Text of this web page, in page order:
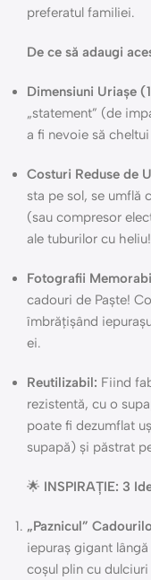
preferatul familiei.
De ce să adaugi
Dimensiuni Uriașe
„statement” (de
a fi nevoie să
Costuri Reduse de
sta pe sol, se umflă
(sau compresor
ale tuburilor cu heliu!
Fotografii
cadouri de Paște!
îmbrățișând
ei.
Reutilizabil: Fiind
rezistentă, cu o
poate fi dezumflat
supapă) și păstrat
🌟 INSPIRAȚIE: 3
„Paznicul”
iepuraș gigant
coșul plin cu